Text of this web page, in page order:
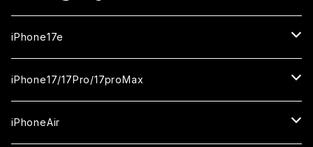
iPhone17e
ガラスフィルム
セラミックフィルム
iPhone17/17Pro/17proMax
iPhone17
iPhoneAir